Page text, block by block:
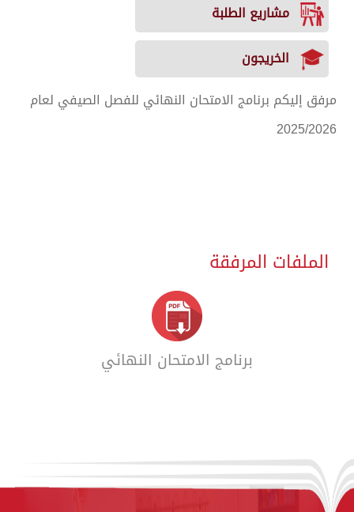
مشاريع الطلبة
الخريجون
مرفق إليكم برنامج الامتحان النهائي للفصل الصيفي لعام
2025/2026
الملفات المرفقة
برنامج الامتحان النهائي